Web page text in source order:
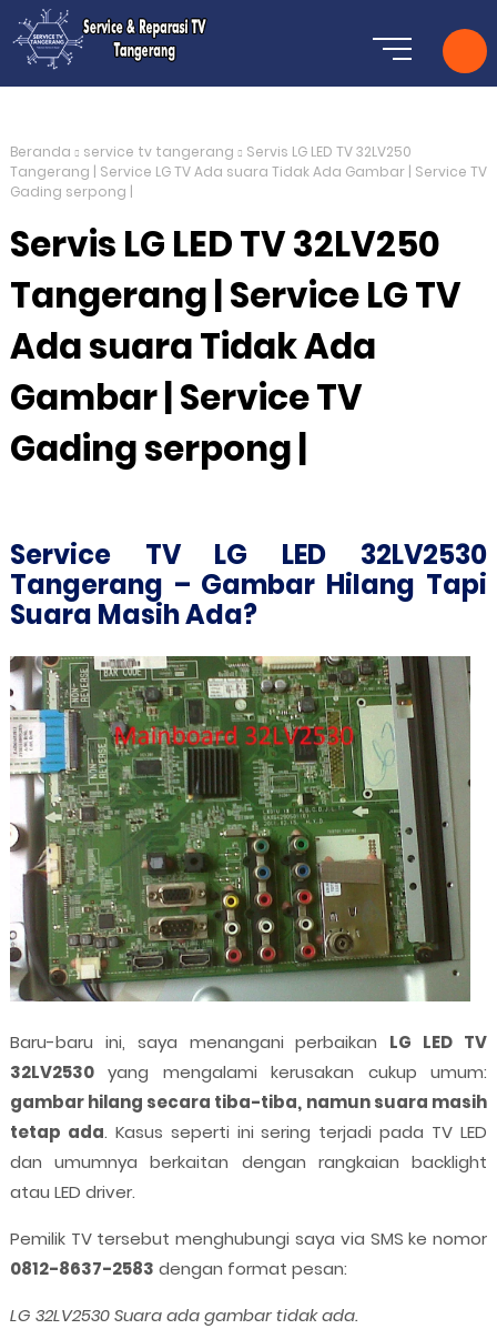
Beranda service tv tangerang
Servis LG LED TV 32LV250
Tangerang | Service LG TV Ada suara Tidak Ada Gambar | Service TV
Gading serpong |
Servis LG LED TV 32LV250
Tangerang | Service LG TV
Ada suara Tidak Ada
Gambar | Service TV
Gading serpong |
Service TV LG LED 32LV2530
Tangerang – Gambar Hilang Tapi
Suara Masih Ada?
Baru-baru ini, saya menangani perbaikan LG LED TV
32LV2530yang mengalami kerusakan cukup umum:
gambar hilang secara tiba-tiba, namun suara masih
tetap ada. Kasus seperti ini sering terjadi pada TV LED
dan umumnya berkaitan dengan rangkaian backlight
atau LED driver.
Pemilik TV tersebut menghubungi saya via SMS ke nomor
0812-8637-2583 dengan format pesan:
LG 32LV2530 Suara ada gambar tidak ada.